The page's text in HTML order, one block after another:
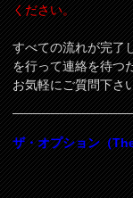
ください。
すべての流れが完了
を行って連絡を待つ
お気軽にご質問下さ
ザ・オプション（